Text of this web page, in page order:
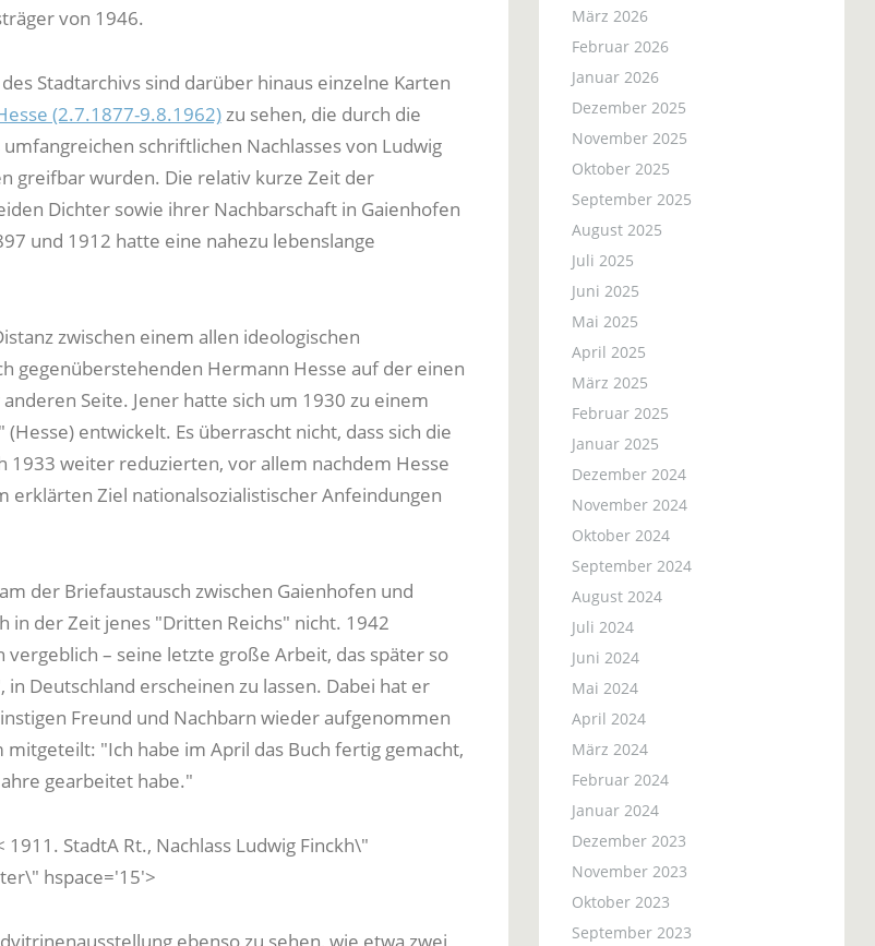
von 1946.
Stadtarchivs sind darüber hinaus einzelne Karten
(2.7.1877-9.8.1962)zu sehen, die durch die
schriftlichen Nachlasses von Ludwig
greifbar wurden. Die relativ kurze Zeit der
Dichter sowie ihrer Nachbarschaft in Gaienhofen
und 1912 hatte eine nahezu lebenslange
zwischen einem allen ideologischen
gegenüberstehenden Hermann Hesse auf der einen
Seite. Jener hatte sich um 1930 zu einem
entwickelt. Es überrascht nicht, dass sich die
1933 weiter reduzierten, vor allem nachdem Hesse
erklärten Ziel nationalsozialistischer Anfeindungen
der Briefaustausch zwischen Gaienhofen und
in der Zeit jenes "Dritten Reichs" nicht. 1942
vergeblich – seine letzte große Arbeit, das später so
Deutschland erscheinen zu lassen. Dabei hat er
Freund und Nachbarn wieder aufgenommen
"Ich habe im April das Buch fertig gemacht,
gearbeitet habe."
StadtA Rt., Nachlass Ludwig Finckh\"
hspace='15'>
März 2026
Februar 2026
Januar 2026
Dezember 2025
November 2025
Oktober 2025
September 2025
August 2025
Juli 2025
Juni 2025
Mai 2025
April 2025
März 2025
Februar 2025
Januar 2025
Dezember 2024
November 2024
Oktober 2024
September 2024
August 2024
Juli 2024
Juni 2024
Mai 2024
April 2024
März 2024
Februar 2024
Januar 2024
Dezember 2023
November 2023
Oktober 2023
September 2023